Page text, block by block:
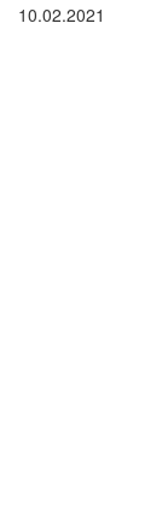
10.02.2021